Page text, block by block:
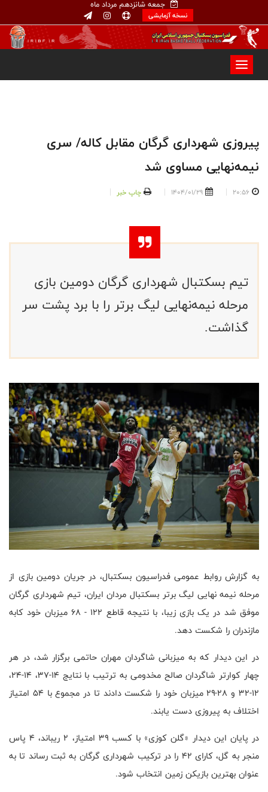
جمعه شانزدهم مرداد ماه
نسخه آزمایشی
پیروزی شهرداری گرگان مقابل کاله/ سری
نیمه‌نهایی مساوی شد
20:56
1404/01/29 چاپ خبر
تیم بسکتبال شهرداری گرگان دومین بازی
مرحله نیمه‌نهایی لیگ برتر را با برد پشت سر
گذاشت.
به گزارش روابط عمومی فدراسیون بسکتبال، در جریان دومین بازی از
مرحله نیمه نهایی لیگ برتر بسکتبال مردان ایران، تیم شهرداری گرگان
موفق شد در یک بازی زیبا، با نتیجه قاطع ۱۲۲ - ۶۸ میزبان خود کابه
مازندران را شکست دهد.
در این دیدار که به میزبانی شاگردان مهران حاتمی برگزار شد، در هر
چهار کوارتر شاگردان صالح مخدومی به ترتیب با نتایج ۱۴-۳۷، ۱۴-۲۴،
۱۲-۳۲ و ۲۸-۲۹ میزبان خود را شکست دادند تا در مجموع با ۵۴ امتیاز
اختلاف به پیروزی دست یابند.
در پایان این دیدار «گلن کوزی» با کسب ۳۹ امتیاز، ۲ ریباند، ۴ پاس
منجر به گل، کارای ۴۲ را در ترکیب شهرداری گرگان به ثبت رساند تا به
عنوان بهترین بازیکن زمین انتخاب شود.